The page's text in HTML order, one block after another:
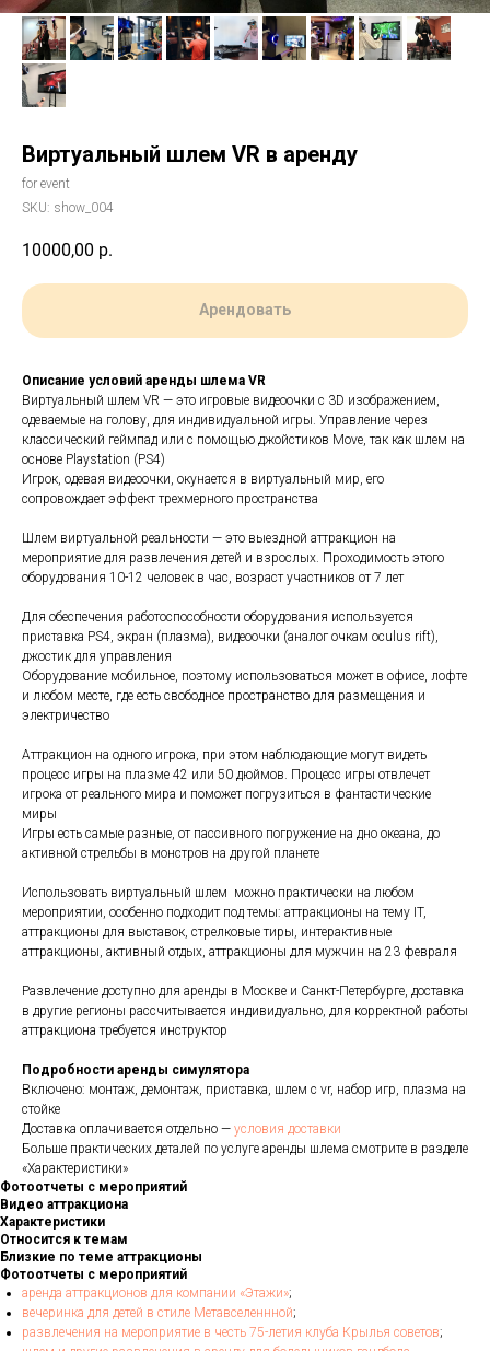
Виртуальный шлем VR в аренду
for event
SKU: show_004
10000,00 р.
Арендовать
Описание условий аренды шлема VR
Виртуальный шлем VR — это игровые видеоочки с 3D изображением,
одеваемые на голову, для индивидуальной игры. Управление через
классический геймпад или с помощью джойстиков Move, так как шлем на
основе Playstation (PS4)
Игрок, одевая видеоочки, окунается в виртуальный мир, его
сопровождает эффект трехмерного пространства
Шлем виртуальной реальности — это выездной аттракцион на
мероприятие для развлечения детей и взрослых. Проходимость этого
оборудования 10-12 человек в час, возраст участников от 7 лет
Для обеспечения работоспособности оборудования используется
приставка PS4, экран (плазма), видеоочки (аналог очкам oculus rift),
джостик для управления
Оборудование мобильное, поэтому использоваться может в офисе, лофте
и любом месте, где есть свободное пространство для размещения и
электричество
Аттракцион на одного игрока, при этом наблюдающие могут видеть
процесс игры на плазме 42 или 50 дюймов. Процесс игры отвлечет
игрока от реального мира и поможет погрузиться в фантастические
миры
Игры есть самые разные, от пассивного погружение на дно океана, до
активной стрельбы в монстров на другой планете
Использовать виртуальный шлем можно практически на любом
мероприятии, особенно подходит под темы: аттракционы на тему IT,
аттракционы для выставок, стрелковые тиры, интерактивные
аттракционы, активный отдых, аттракционы для мужчин на 23 февраля
Развлечение доступно для аренды в Москве и Санкт-Петербурге, доставка
в другие регионы рассчитывается индивидуально, для корректной работы
аттракциона требуется инструктор
Подробности аренды симулятора
Включено: монтаж, демонтаж, приставка, шлем с vr, набор игр, плазма на
стойке
Доставка оплачивается отдельно — условия доставки
Больше практических деталей по услуге аренды шлема смотрите в разделе
«Характеристики»
Фотоотчеты с мероприятий
Видео аттракциона
Характеристики
Относится к темам
Близкие по теме аттракционы
Фотоотчеты с мероприятий
аренда аттракционов для компании «Этажи»;
вечеринка для детей в стиле Метавселеннной;
развлечения на мероприятие в честь 75-летия клуба Крылья советов;